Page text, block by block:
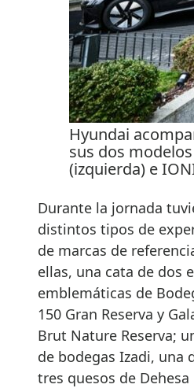
Hyundai
sus dos
(izquierda) e
Durante la jornada
distintos tipos de
de marcas de
ellas, una cata de dos
emblemáticas de
150 Gran Reserva y
Brut Nature Reserva;
de bodegas Izadi, una
tres quesos de